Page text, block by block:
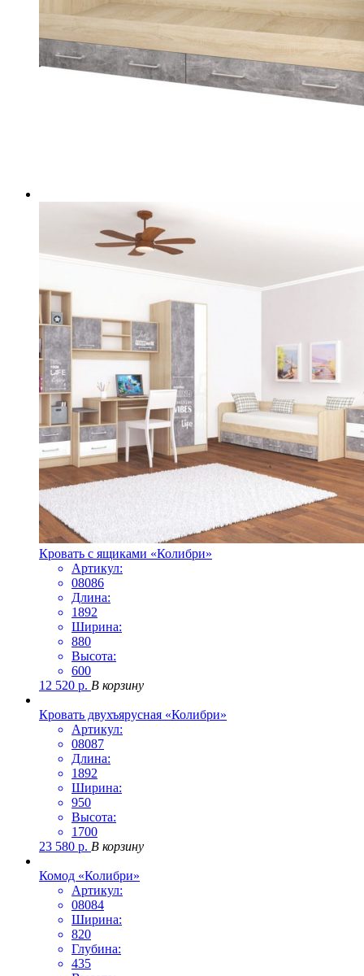
Кровать с ящиками «Колибри»
Артикул:
08086
Длина:
1892
Ширина:
880
Высота:
600
12 520 р. В корзину
Кровать двухъярусная «Колибри»
Артикул:
08087
Длина:
1892
Ширина:
950
Высота:
1700
23 580 р. В корзину
Комод «Колибри»
Артикул:
08084
Ширина:
820
Глубина:
435